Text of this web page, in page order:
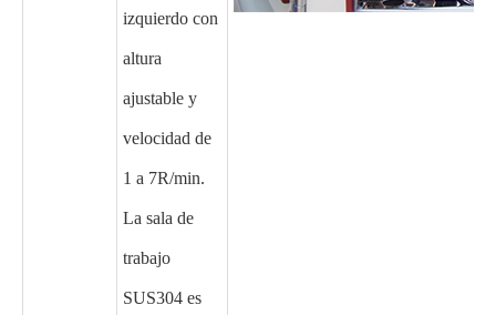
izquierdo con
altura
ajustable y
velocidad de
1 a 7R/min.
La sala de
trabajo
SUS304 es